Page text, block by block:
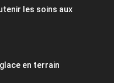
les soins aux
en terrain